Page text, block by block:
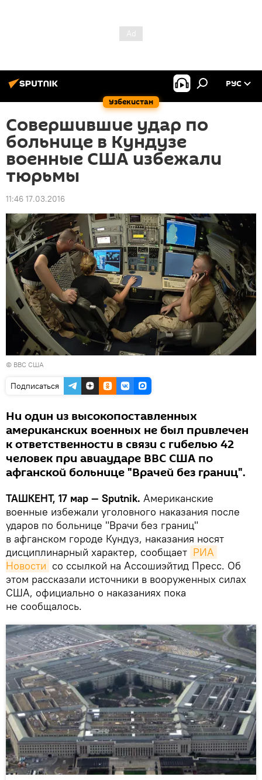
Узбекистан
РУС
Совершившие удар по
больнице в Кундузе
военные США избежали
тюрьмы
11:46 17.03.2016
© ВВС США
Подписаться
Ни один из высокопоставленных
американских военных не был привлечен
к ответственности в связи с гибелью 42
человек при авиаударе ВВС США по
афганской больнице "Врачей без границ".
ТАШКЕНТ, 17 мар — Sputnik. Американские
военные избежали уголовного наказания после
ударов по больнице "Врачи без границ"
в афганском городе Кундуз, наказания носят
дисциплинарный характер, сообщает РИА
Новости со ссылкой на Ассошиэйтид Пресс. Об
этом рассказали источники в вооруженных силах
США, официально о наказаниях пока
не сообщалось.